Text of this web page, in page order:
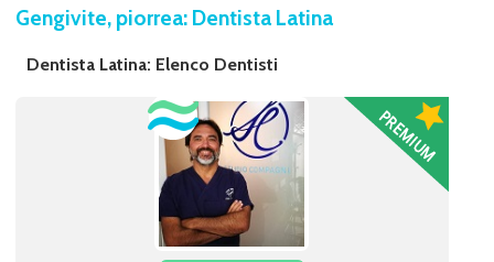
Gengivite, piorrea: Dentista Latina
Dentista Latina: Elenco Dentisti